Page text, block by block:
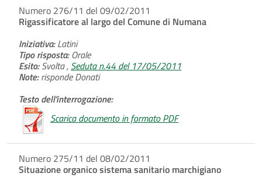
Numero 276/11 del 09/02/2011
Rigassificatore al largo del Comune di Numana
Iniziativa:Latini
Tipo risposta:Orale
Esito:Svolta , Seduta n.44 del 17/05/2011
Note:risponde Donati
Testo dell'interrogazione:
Scarica documento in formato PDF
Numero 275/11 del 08/02/2011
Situazione organico sistema sanitario marchigiano